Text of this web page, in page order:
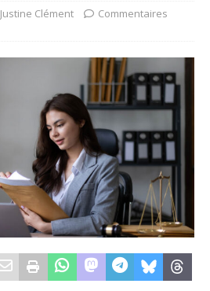
Justine Clément
Commentaires